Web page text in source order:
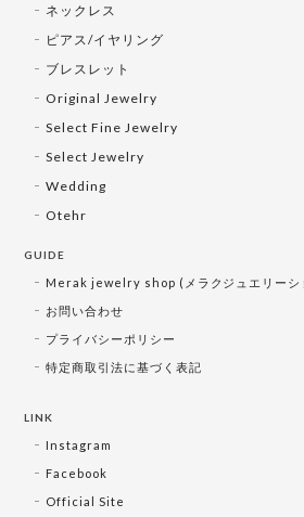
ネックレス
ピアス/イヤリング
ブレスレット
Original Jewelry
Select Fine Jewelry
Select Jewelry
Wedding
Otehr
GUIDE
Merak jewelry shop (メラクジュエリーシ
お問い合わせ
プライバシーポリシー
特定商取引法に基づく表記
LINK
Instagram
Facebook
Official Site